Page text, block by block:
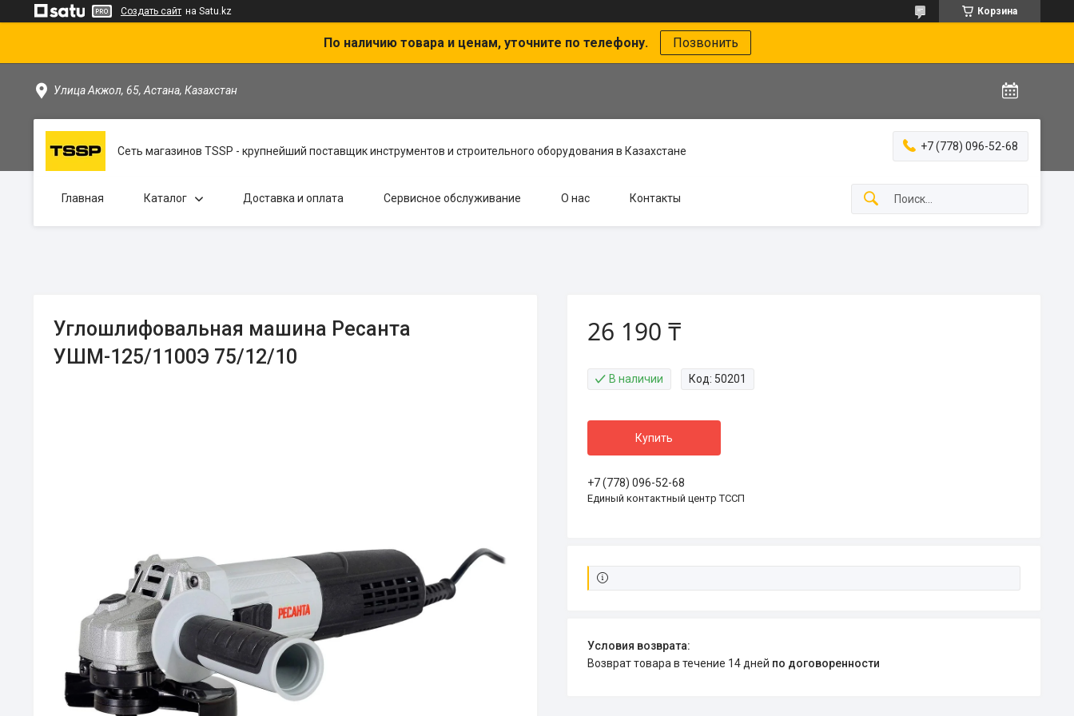
Создать сайт на Satu.kz Корзина
По наличию товара и ценам, уточните по телефону. Позвонить
Улица Акжол, 65, Астана, Казахстан
Сеть магазинов TSSP - крупнейший поставщик инструментов и строительного оборудования в Казахстане +7 (778) 096-52-68
Главная Каталог Доставка и оплата Сервисное обслуживание О нас Контакты
Углошлифовальная машина Ресанта
УШМ-125/1100Э 75/12/10
26 190 ₸
В наличии Код: 50201
Купить
+7 (778) 096-52-68
Единый контактный центр ТССП
возврат товара в течение 14 дней по договоренности